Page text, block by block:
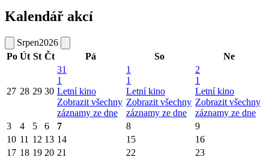
Kalendář akcí
Srpen2026
Po Út St Čt Pá So Ne
27 28 29 30
31
1
Letní kino
Zobrazit všechny
záznamy ze dne
1
1
Letní kino
Zobrazit všechny
záznamy ze dne
2
1
Letní kino
Zobrazit všechny
záznamy ze dne
3
4 5 6 7 8
9
10 11 12 13 14 15
16
17 18 19 20 21 22
23